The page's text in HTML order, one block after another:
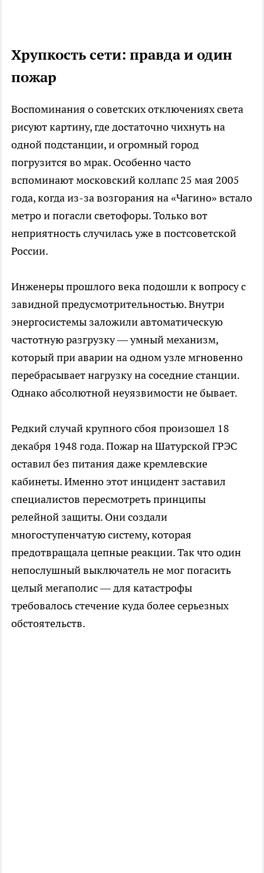
Хрупкость сети: правда и один
пожар
Воспоминания о советских отключениях света
рисуют картину, где достаточно чихнуть на
одной подстанции, и огромный город
погрузится во мрак. Особенно часто
вспоминают московский коллапс 25 мая 2005
года, когда из-за возгорания на «Чагино» встало
метро и погасли светофоры. Только вот
неприятность случилась уже в постсоветской
России.
Инженеры прошлого века подошли к вопросу с
завидной предусмотрительностью. Внутри
энергосистемы заложили автоматическую
частотную разгрузку — умный механизм,
который при аварии на одном узле мгновенно
перебрасывает нагрузку на соседние станции.
Однако абсолютной неуязвимости не бывает.
Редкий случай крупного сбоя произошел 18
декабря 1948 года. Пожар на Шатурской ГРЭС
оставил без питания даже кремлевские
кабинеты. Именно этот инцидент заставил
специалистов пересмотреть принципы
релейной защиты. Они создали
многоступенчатую систему, которая
предотвращала цепные реакции. Так что один
непослушный выключатель не мог погасить
целый мегаполис — для катастрофы
требовалось стечение куда более серьезных
обстоятельств.